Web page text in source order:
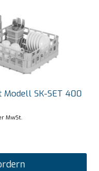
Modell SK-SET 400
MwSt.